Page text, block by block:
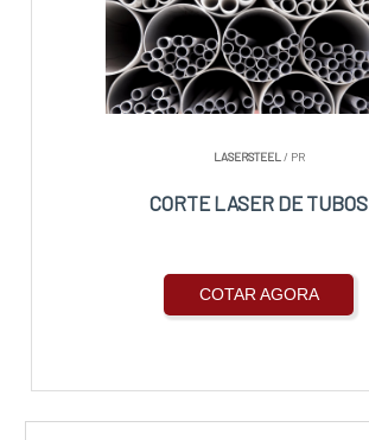
LASERSTEEL/ PR
CORTE LASER DE TUBOS
COTAR AGORA